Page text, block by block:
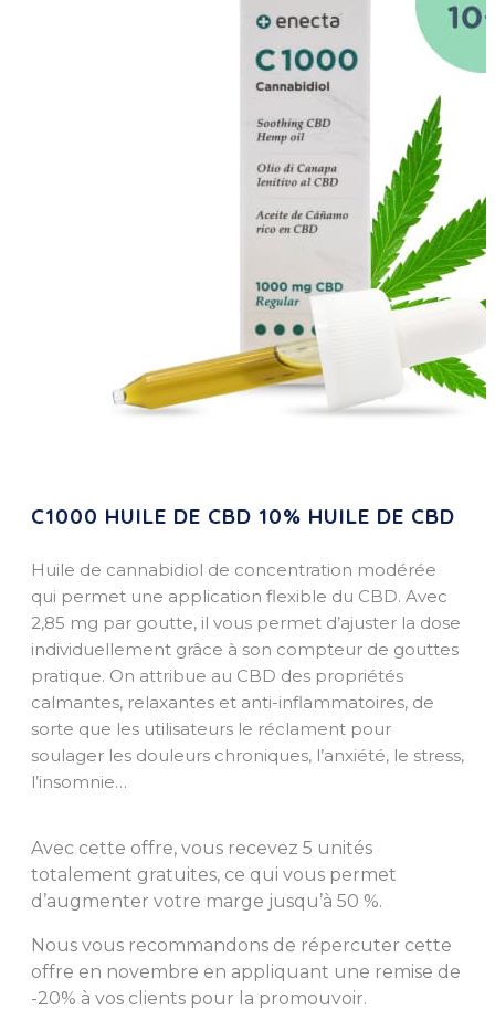
C1000 HUILE DE CBD 10% HUILE DE CBD
Huile de cannabidiol de concentration modérée
qui permet une application flexible du CBD. Avec
2,85 mg par goutte, il vous permet d’ajuster la dose
individuellement grâce à son compteur de gouttes
pratique. On attribue au CBD des propriétés
calmantes, relaxantes et anti-inflammatoires, de
sorte que les utilisateurs le réclament pour
soulager les douleurs chroniques, l’anxiété, le stress,
l’insomnie…
Avec cette offre, vous recevez 5 unités
totalement gratuites, ce qui vous permet
d’augmenter votre marge jusqu’à 50 %.
Nous vous recommandons de répercuter cette
offre en novembre en appliquant une remise de
-20% à vos clients pour la promouvoir.